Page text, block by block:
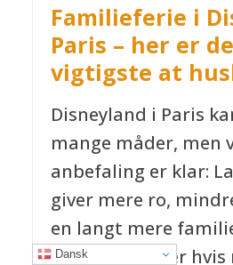
Familieferie i
Paris – her er
vigtigste at
Disneyland i Paris
mange måder, men
anbefaling er klar:
giver mere ro,
en langt mere
oplevelse – især hvis
Dansk